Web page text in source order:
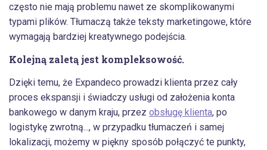
często nie mają problemu nawet ze skomplikowanymi
typami plików. Tłumaczą także teksty marketingowe, które
wymagają bardziej kreatywnego podejścia.
Kolejną zaletą jest kompleksowość.
Dzięki temu, że Expandeco prowadzi klienta przez cały
proces ekspansji i świadczy usługi od założenia konta
bankowego w danym kraju, przez obsługę klienta, po
logistykę zwrotną..., w przypadku tłumaczeń i samej
lokalizacji, możemy w piękny sposób połączyć te punkty,